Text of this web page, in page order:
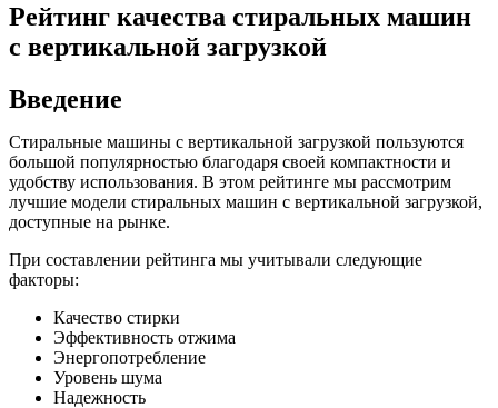
Рейтинг качества стиральных машин
с вертикальной загрузкой
Введение
Стиральные машины с вертикальной загрузкой пользуются
большой популярностью благодаря своей компактности и
удобству использования. В этом рейтинге мы рассмотрим
лучшие модели стиральных машин с вертикальной загрузкой,
доступные на рынке.
При составлении рейтинга мы учитывали следующие
факторы:
Качество стирки
Эффективность отжима
Энергопотребление
Уровень шума
Надежность